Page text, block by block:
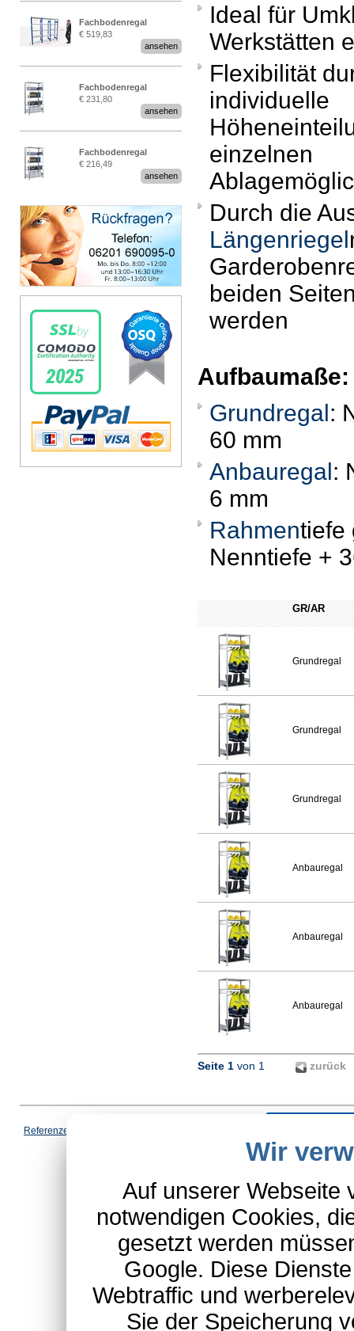
Fachbodenregal
Stecksystem MultiPlus
2,25 Meter breit
€ 519,83
ansehen
Fachbodenregal
Stecksystem MultiPlus
€ 231,80
ansehen
Fachbodenregal
Stecksystem MultiPlus
€ 216,49
ansehen
Ideal für
Werkstätten
Flexibilität
individuelle
einzelnen
Durch die
Längenriegel
beiden
werden
Aufbaumaße:
Grundregal:
60 mm
Anbauregal :
6 mm
Rahmentiefe
Nenntiefe +
GR/AR
Grundregal
Grundregal
Grundregal
Anbauregal
Anbauregal
Anbauregal
Seite 1 von 1 zurück
Referenzen
*Schulte-Hauptkatalog,
Wir
Auf unserer Webseite
notwendigen Cookies,
gesetzt werden
Google. Diese
Webtraffic und
Sie der Speicherung